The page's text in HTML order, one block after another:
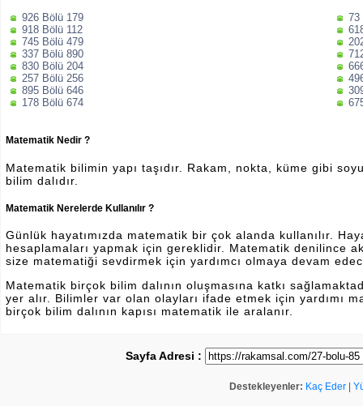
926 Bölü 179
918 Bölü 112
745 Bölü 479
337 Bölü 890
830 Bölü 204
257 Bölü 256
895 Bölü 646
178 Bölü 674
73
Matematik Nedir ?
Matematik bilimin yapı taşıdır. Rakam, nokta, küme gibi
bilim dalıdır.
Matematik Nerelerde Kullanılır ?
Günlük hayatımızda matematik bir çok alanda kullanılır.
hesaplamaları yapmak için gereklidir. Matematik denilince
size matematiği sevdirmek için yardımcı olmaya devam
Matematik birçok bilim dalının oluşmasına katkı
yer alır. Bilimler var olan olayları ifade etmek için yardımı
birçok bilim dalının kapısı matematik ile aralanır.
Sayfa Adresi :
Destekleyenler: Kaç Eder